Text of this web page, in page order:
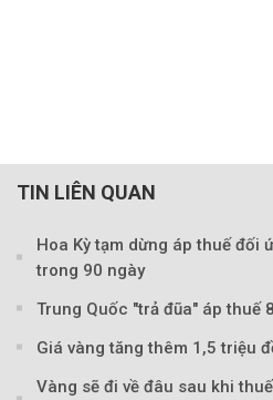
TIN LIÊN QUAN
Hoa Kỳ tạm dừng áp thuế đối
trong 90 ngày
Trung Quốc "trả đũa" áp thuế
Giá vàng tăng thêm 1,5 triệu
Vàng sẽ đi về đâu sau khi